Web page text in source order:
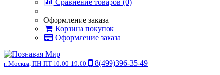
Сравнение товаров (0)
Оформление заказа
Корзина покупок
Оформление заказа
г. Москва, ПН-ПТ 10:00-19:00
8(499)396-35-49